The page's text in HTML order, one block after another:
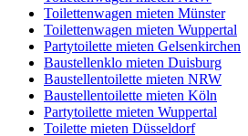
Toilettenwagen mieten Münster
Toilettenwagen mieten Wuppertal
Partytoilette mieten Gelsenkirchen
Baustellenklo mieten Duisburg
Baustellentoilette mieten NRW
Baustellentoilette mieten Köln
Partytoilette mieten Wuppertal
Toilette mieten Düsseldorf